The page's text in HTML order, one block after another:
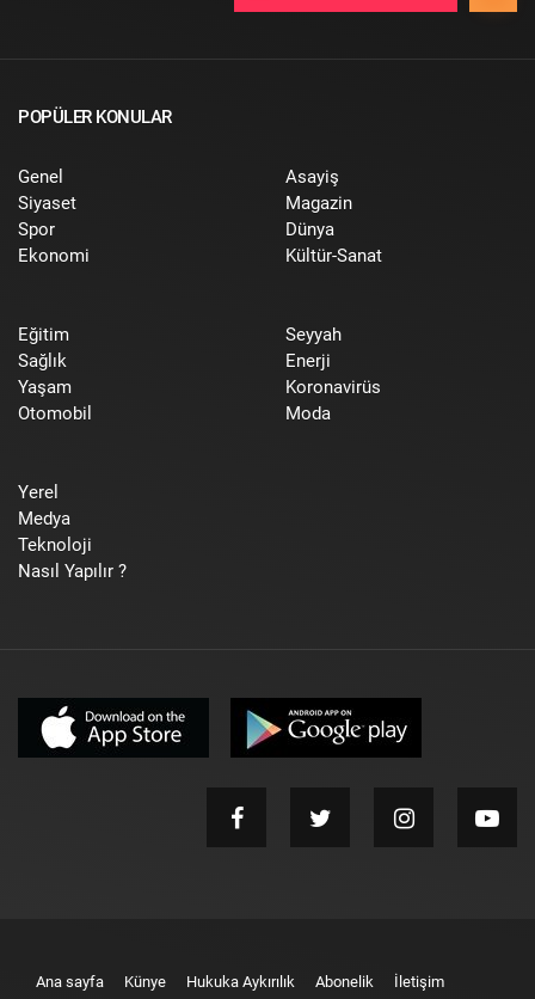
POPÜLER KONULAR
Genel
Siyaset
Spor
Ekonomi
Asayiş
Magazin
Dünya
Kültür-Sanat
Eğitim
Sağlık
Yaşam
Otomobil
Seyyah
Enerji
Koronavirüs
Moda
Yerel
Medya
Teknoloji
Nasıl Yapılır ?
Ana sayfa Künye Hukuka Aykırılık Abonelik İletişim